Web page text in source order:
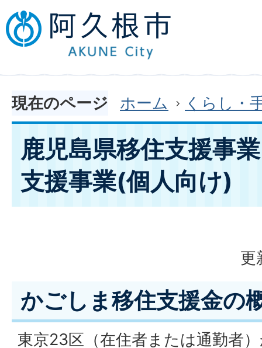
現在のページ ホーム くらし・
鹿児島県移住支援事
支援事業(個人向け)
更
かごしま移住支援金の
東京23区（在住者または通勤者